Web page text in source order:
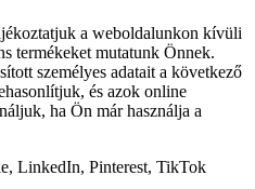
a weboldalunkon kívüli
termékeket mutatunk Önnek.
személyes adatait a következő
és azok online
ha Ön már használja a
LinkedIn, Pinterest, TikTok